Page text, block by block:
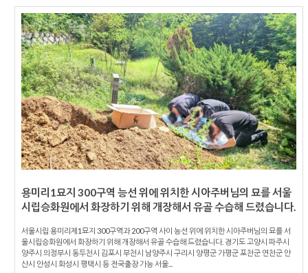
용미리1묘지 300구역 능선 위에 위치한 시아주버님의 묘를 서울
시립승화원에서 화장하기 위해 개장해서 유골 수습해 드렸습니다.
서울시립 용미리제1묘지 300구역과 200구역 사이 능선 위에 위치한 시아주버님의 묘를 서
울시립승화원에서 화장하기 위해 개장해서 유골 수습해 드렸습니다. 경기도 고양시 파주시
양주시 의정부시 동두천시 김포시 부천시 남양주시 구리시 양평군 가평군 포천군 연천군 안
산시 안성시 화성시 평택시 등 전국출장 가능 서울...